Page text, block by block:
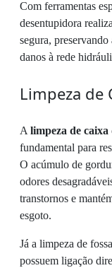
Com ferramentas
desentupidora
segura,
danos à rede
Limpeza de
A limpeza de
fundamental para
O acúmulo de
odores
transtornos e
esgoto.
Já a limpeza de
possuem ligação